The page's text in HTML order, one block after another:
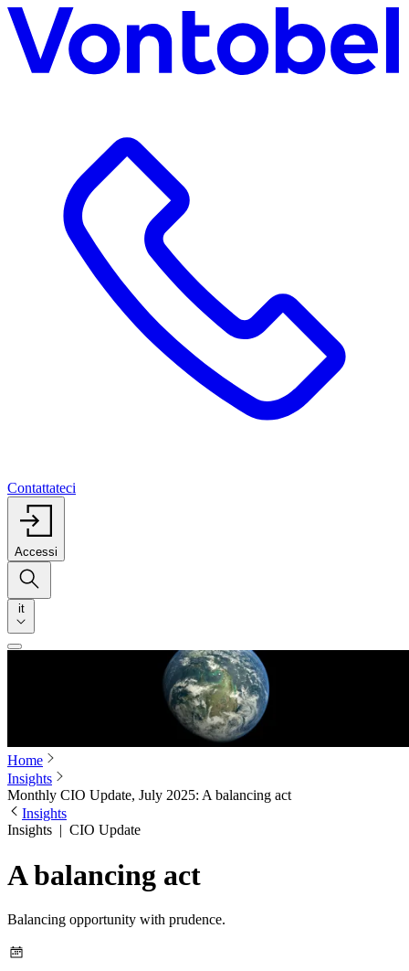
Contattateci
Accessi
it
Home
Insights
Monthly CIO Update, July 2025: A balancing act
Insights
Insights | CIO Update
A balancing act
Balancing opportunity with prudence.